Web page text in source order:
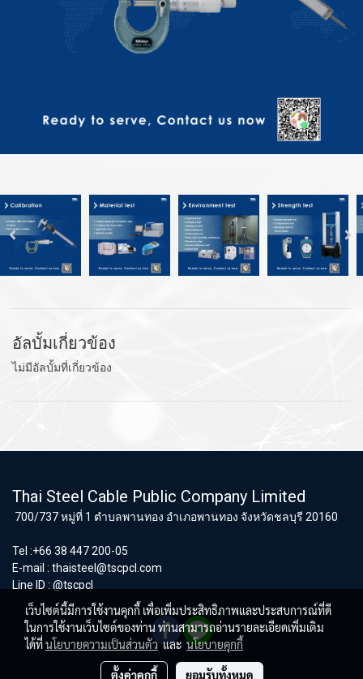
อัลบั้มเกี่ยวข้อง
ไม่มีอัลบั้มที่เกี่ยวข้อง
Thai Steel Cable Public Company Limited
700/737 หมู่ที่ 1 ตำบลพานทอง อำเภอพานทอง จังหวัดชลบุรี 20160
Tel :+66 38 447 200-05
E-mail : thaisteel@tscpcl.com
Line ID : @tscpcl
เว็บไซต์นี้มีการใช้งานคุกกี้ เพื่อเพิ่มประสิทธิภาพและประสบการณ์ที่ดี
ในการใช้งานเว็บไซต์ของท่าน ท่านสามารถอ่านรายละเอียดเพิ่มเติม
ได้ที่นโยบายความเป็นส่วนตัวและ นโยบายคุกกี้
ตั้งค่าคุกกี้ ยอมรับทั้งหมด